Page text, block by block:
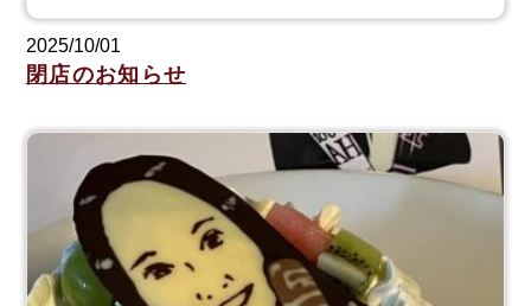
2025/10/01
閉店のお知らせ